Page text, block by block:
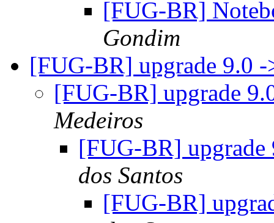
[FUG-BR]
Gondim
[FUG-BR] upgrade 9.0
[FUG-BR] upgrade
Medeiros
[FUG-BR]
dos Santos
[FUG-BR]